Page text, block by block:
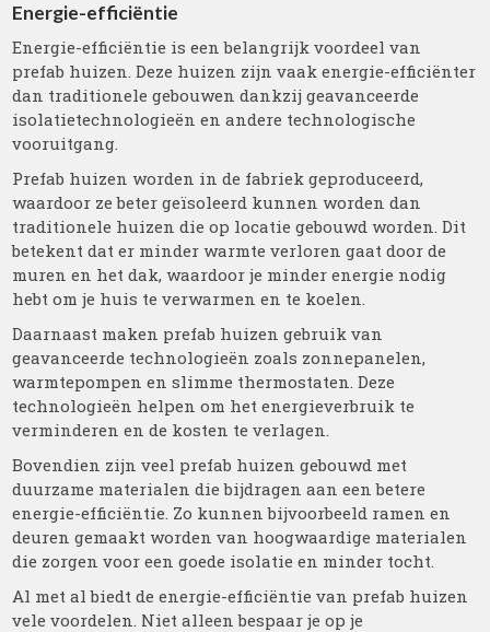
Energie-efficiëntie
Energie-efficiëntie is een belangrijk voordeel van
prefab huizen. Deze huizen zijn vaak energie-efficiënter
dan traditionele gebouwen dankzij geavanceerde
isolatietechnologieën en andere technologische
vooruitgang.
Prefab huizen worden in de fabriek geproduceerd,
waardoor ze beter geïsoleerd kunnen worden dan
traditionele huizen die op locatie gebouwd worden. Dit
betekent dat er minder warmte verloren gaat door de
muren en het dak, waardoor je minder energie nodig
hebt om je huis te verwarmen en te koelen.
Daarnaast maken prefab huizen gebruik van
geavanceerde technologieën zoals zonnepanelen,
warmtepompen en slimme thermostaten. Deze
technologieën helpen om het energieverbruik te
verminderen en de kosten te verlagen.
Bovendien zijn veel prefab huizen gebouwd met
duurzame materialen die bijdragen aan een betere
energie-efficiëntie. Zo kunnen bijvoorbeeld ramen en
deuren gemaakt worden van hoogwaardige materialen
die zorgen voor een goede isolatie en minder tocht.
Al met al biedt de energie-efficiëntie van prefab huizen
vele voordelen. Niet alleen bespaar je op je